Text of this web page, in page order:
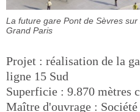
La future gare Pont de Sèvres
Grand Paris
Projet : réalisation de la
ligne 15 Sud
Superficie : 9.870 mètres
Maître d'ouvrage : Société